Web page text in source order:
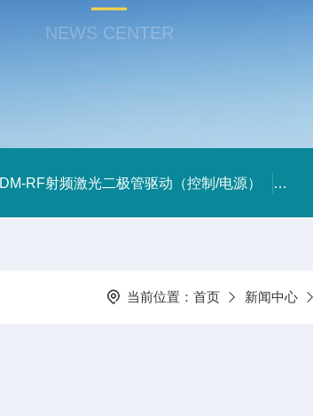
NEWS CENTER
RF射频激光二极管驱动（控制/电源） IR
当前位置： 首页 新闻中心